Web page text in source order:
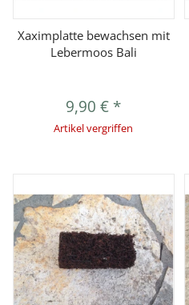
Xaximplatte bewachsen mit
Lebermoos Bali
9,90 € *
Artikel vergriffen